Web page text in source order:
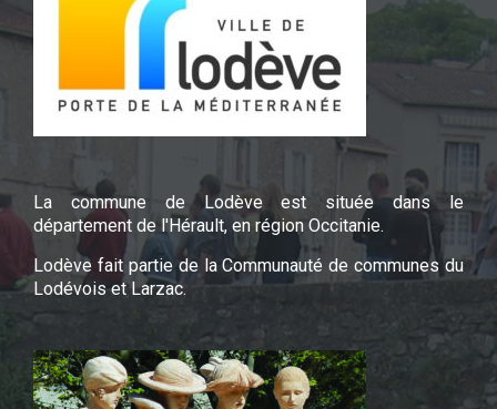
La commune de Lodève est située dans le
département de l'Hérault, en région Occitanie.
Lodève fait partie de la Communauté de communes du
Lodévois et Larzac.